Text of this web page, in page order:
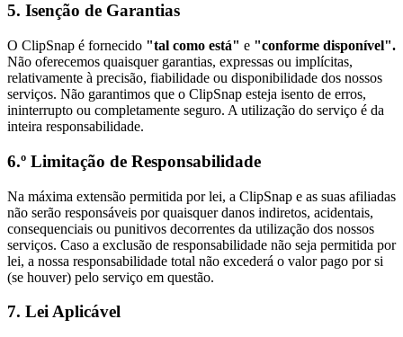
5. Isenção de Garantias
O ClipSnap é fornecido "tal como está" e "conforme disponível".
Não oferecemos quaisquer garantias, expressas ou implícitas,
relativamente à precisão, fiabilidade ou disponibilidade dos nossos
serviços. Não garantimos que o ClipSnap esteja isento de erros,
ininterrupto ou completamente seguro. A utilização do serviço é da
inteira responsabilidade.
6.º Limitação de Responsabilidade
Na máxima extensão permitida por lei, a ClipSnap e as suas afiliadas
não serão responsáveis ​​por quaisquer danos indiretos, acidentais,
consequenciais ou punitivos decorrentes da utilização dos nossos
serviços. Caso a exclusão de responsabilidade não seja permitida por
lei, a nossa responsabilidade total não excederá o valor pago por si
(se houver) pelo serviço em questão.
7. Lei Aplicável